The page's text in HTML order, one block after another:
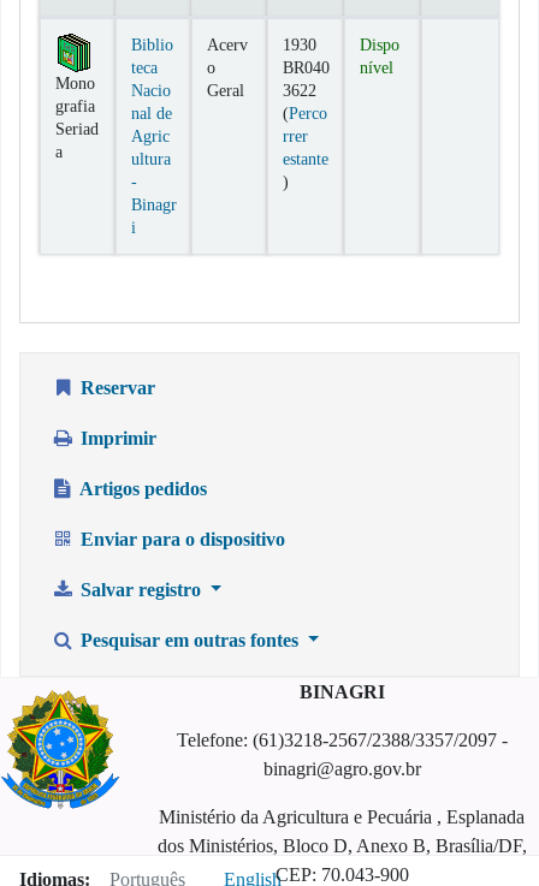
Exemplares
Mono
grafia
Seriad
a
Biblio
teca
Nacio
nal de
Agric
ultura
-
Binagr
i
Acerv
o
Geral
1930
BR040
3622
(Perco
rrer
estante
(Abre abaixo)
)
Dispo
nível
Reservar
Imprimir
Artigos pedidos
Enviar para o dispositivo
Salvar registro
Pesquisar em outras fontes
BINAGRI
Telefone: (61)3218-2567/2388/3357/2097 -
binagri@agro.gov.br
Ministério da Agricultura e Pecuária , Esplanada
dos Ministérios, Bloco D, Anexo B, Brasília/DF,
CEP: 70.043-900
Idiomas: Português English